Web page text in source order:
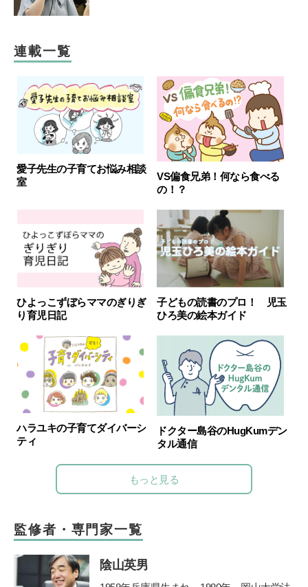
連載一覧
愛子先生の子育てお悩み相談
室
VS偏食兄弟！何なら食べる
の！？
ひよっこずぼらママのぎりぎ
り育児日記
子どもの読書のプロ！ 児玉
ひろ美の絵本ガイド
ハラユキの子育てダイバーシ
ティ
ドクター島谷のHugKumデン
タル通信
もっと見る
監修者・専門家一覧
陰山英男